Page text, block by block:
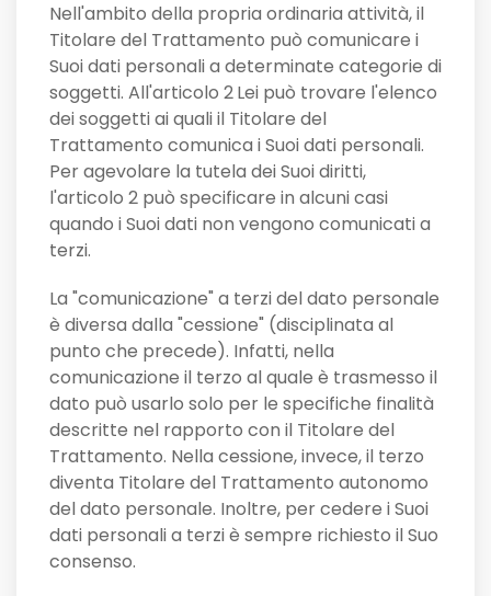
Nell'ambito della propria ordinaria attività, il
Titolare del Trattamento può comunicare i
Suoi dati personali a determinate categorie di
soggetti. All'articolo 2Lei può trovare l'elenco
dei soggetti ai quali il Titolare del
Trattamento comunica i Suoi dati personali.
Per agevolare la tutela dei Suoi diritti,
l'articolo 2 può specificare in alcuni casi
quando i Suoi dati non vengono comunicati a
terzi.
La "comunicazione" a terzi del dato personale
è diversa dalla "cessione" (disciplinata al
punto che precede). Infatti, nella
comunicazione il terzo al quale è trasmesso il
dato può usarlo solo per le specifiche finalità
descritte nel rapporto con il Titolare del
Trattamento. Nella cessione, invece, il terzo
diventa Titolare del Trattamento autonomo
del dato personale. Inoltre, per cedere i Suoi
dati personali a terzi è sempre richiesto il Suo
consenso.